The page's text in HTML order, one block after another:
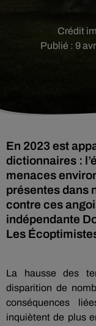
Publié : 9
Crédit
En 2023 est
dictionnaires :
menaces
présentes dans
contre ces
indépendante
Les
La hausse des
disparition de
conséquences
inquiètent de plus